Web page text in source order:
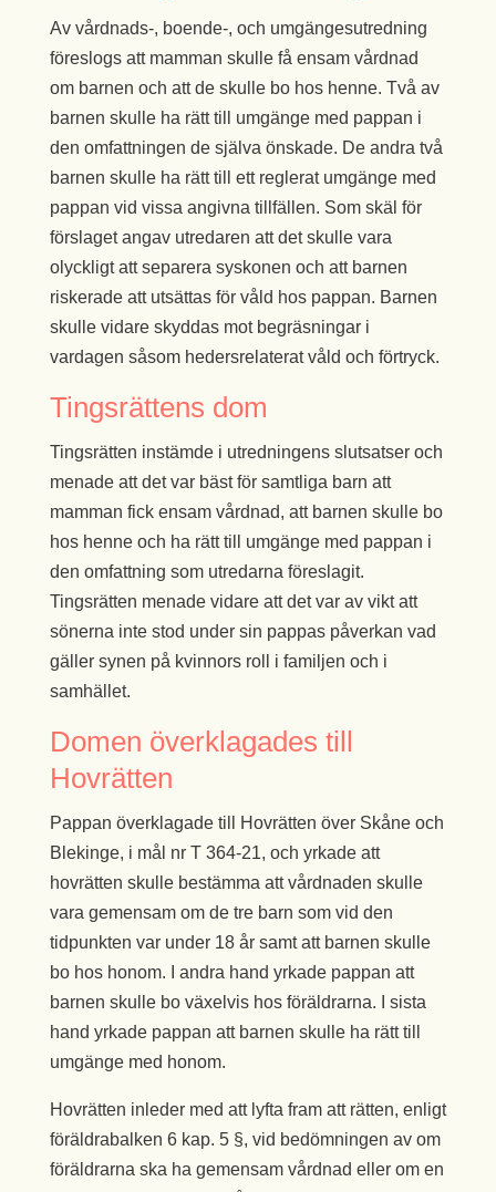
Av vårdnads-, boende-, och umgängesutredning
föreslogs att mamman skulle få ensam vårdnad
om barnen och att de skulle bo hos henne. Två av
barnen skulle ha rätt till umgänge med pappan i
den omfattningen de själva önskade. De andra två
barnen skulle ha rätt till ett reglerat umgänge med
pappan vid vissa angivna tillfällen. Som skäl för
förslaget angav utredaren att det skulle vara
olyckligt att separera syskonen och att barnen
riskerade att utsättas för våld hos pappan. Barnen
skulle vidare skyddas mot begräsningar i
vardagen såsom hedersrelaterat våld och förtryck.
Tingsrättens dom
Tingsrätten instämde i utredningens slutsatser och
menade att det var bäst för samtliga barn att
mamman fick ensam vårdnad, att barnen skulle bo
hos henne och ha rätt till umgänge med pappan i
den omfattning som utredarna föreslagit.
Tingsrätten menade vidare att det var av vikt att
sönerna inte stod under sin pappas påverkan vad
gäller synen på kvinnors roll i familjen och i
samhället.
Domen överklagades till
Hovrätten
Pappan överklagade till Hovrätten över Skåne och
Blekinge, i mål nr T 364-21, och yrkade att
hovrätten skulle bestämma att vårdnaden skulle
vara gemensam om de tre barn som vid den
tidpunkten var under 18 år samt att barnen skulle
bo hos honom. I andra hand yrkade pappan att
barnen skulle bo växelvis hos föräldrarna. I sista
hand yrkade pappan att barnen skulle ha rätt till
umgänge med honom.
Hovrätten inleder med att lyfta fram att rätten, enligt
föräldrabalken 6 kap. 5 §, vid bedömningen av om
föräldrarna ska ha gemensam vårdnad eller om en